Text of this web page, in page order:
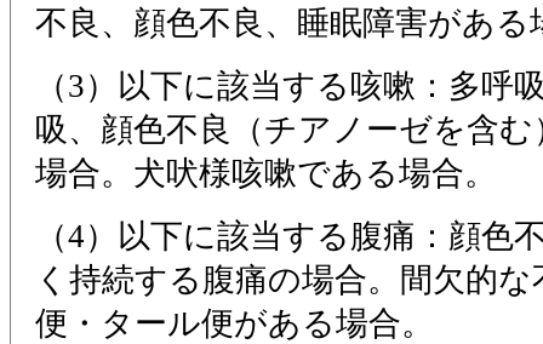
不良、顔色不良、睡眠障害がある
（3）以下に該当する咳嗽：多呼
吸、顔色不良（チアノーゼを含
場合。犬吠様咳嗽である場合。
（4）以下に該当する腹痛：顔色
く持続する腹痛の場合。間欠的
便・タール便がある場合。